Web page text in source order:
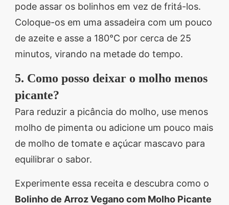
pode assar os bolinhos em vez de fritá-los.
Coloque-os em uma assadeira com um pouco
de azeite e asse a 180°C por cerca de 25
minutos, virando na metade do tempo.
5. Como posso deixar o molho menos
picante?
Para reduzir a picância do molho, use menos
molho de pimenta ou adicione um pouco mais
de molho de tomate e açúcar mascavo para
equilibrar o sabor.
Experimente essa receita e descubra como o
Bolinho de Arroz Vegano com Molho Picante